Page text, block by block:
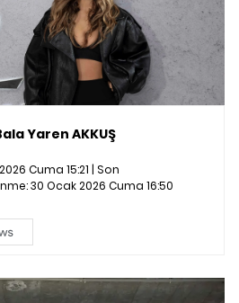
Yaren AKKUŞ
Cuma 15:21 | Son
30 Ocak 2026 Cuma 16:50